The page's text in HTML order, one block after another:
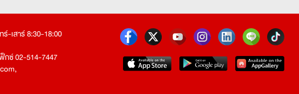
-เสาร์ 8:30-18:00
กซ์ 02-514-7447
,